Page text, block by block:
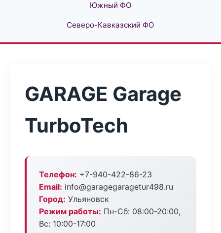
Южный ФО
Северо-Кавказский ФО
GARAGE Garage
TurboTech
Телефон: +7-940-422-86-23
Email: info@garagegaragetur498.ru
Город: Ульяновск
Режим работы: Пн-Сб: 08:00-20:00,
Вс: 10:00-17:00